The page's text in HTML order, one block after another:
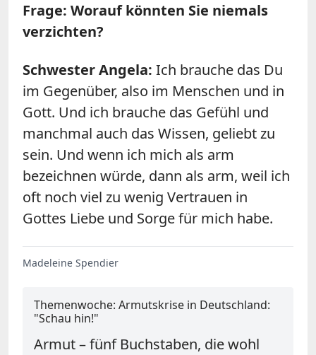
Frage: Worauf könnten Sie niemals
verzichten?
Schwester Angela: Ich brauche das Du
im Gegenüber, also im Menschen und in
Gott. Und ich brauche das Gefühl und
manchmal auch das Wissen, geliebt zu
sein. Und wenn ich mich als arm
bezeichnen würde, dann als arm, weil ich
oft noch viel zu wenig Vertrauen in
Gottes Liebe und Sorge für mich habe.
Madeleine Spendier
Themenwoche: Armutskrise in Deutschland:
"Schau hin!"
Armut – fünf Buchstaben, die wohl